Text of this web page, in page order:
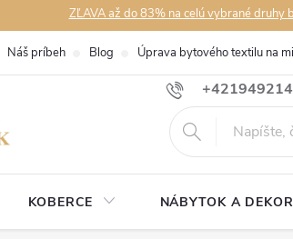
ZĽAVA až do 83% na celú vybrané
Náš príbeh Blog Úprava bytového textilu na
KOBERCE NÁBYTOK A